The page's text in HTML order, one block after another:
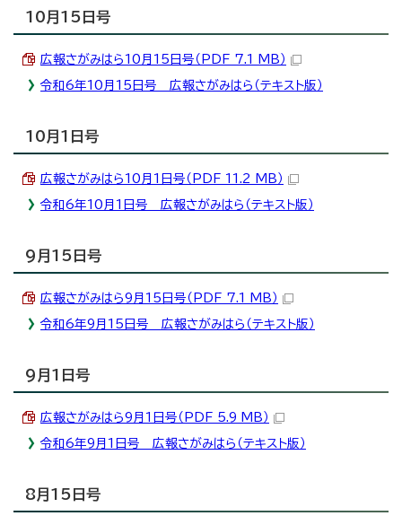
10月15日号
広報さがみはら10月15日号（PDF 7.1 MB）
令和6年10月15日号 広報さがみはら（テキスト版）
10月1日号
広報さがみはら10月1日号（PDF 11.2 MB）
令和6年10月1日号 広報さがみはら（テキスト版）
9月15日号
広報さがみはら9月15日号（PDF 7.1 MB）
令和6年9月15日号 広報さがみはら（テキスト版）
9月1日号
広報さがみはら9月1日号（PDF 5.9 MB）
令和6年9月1日号 広報さがみはら（テキスト版）
8月15日号